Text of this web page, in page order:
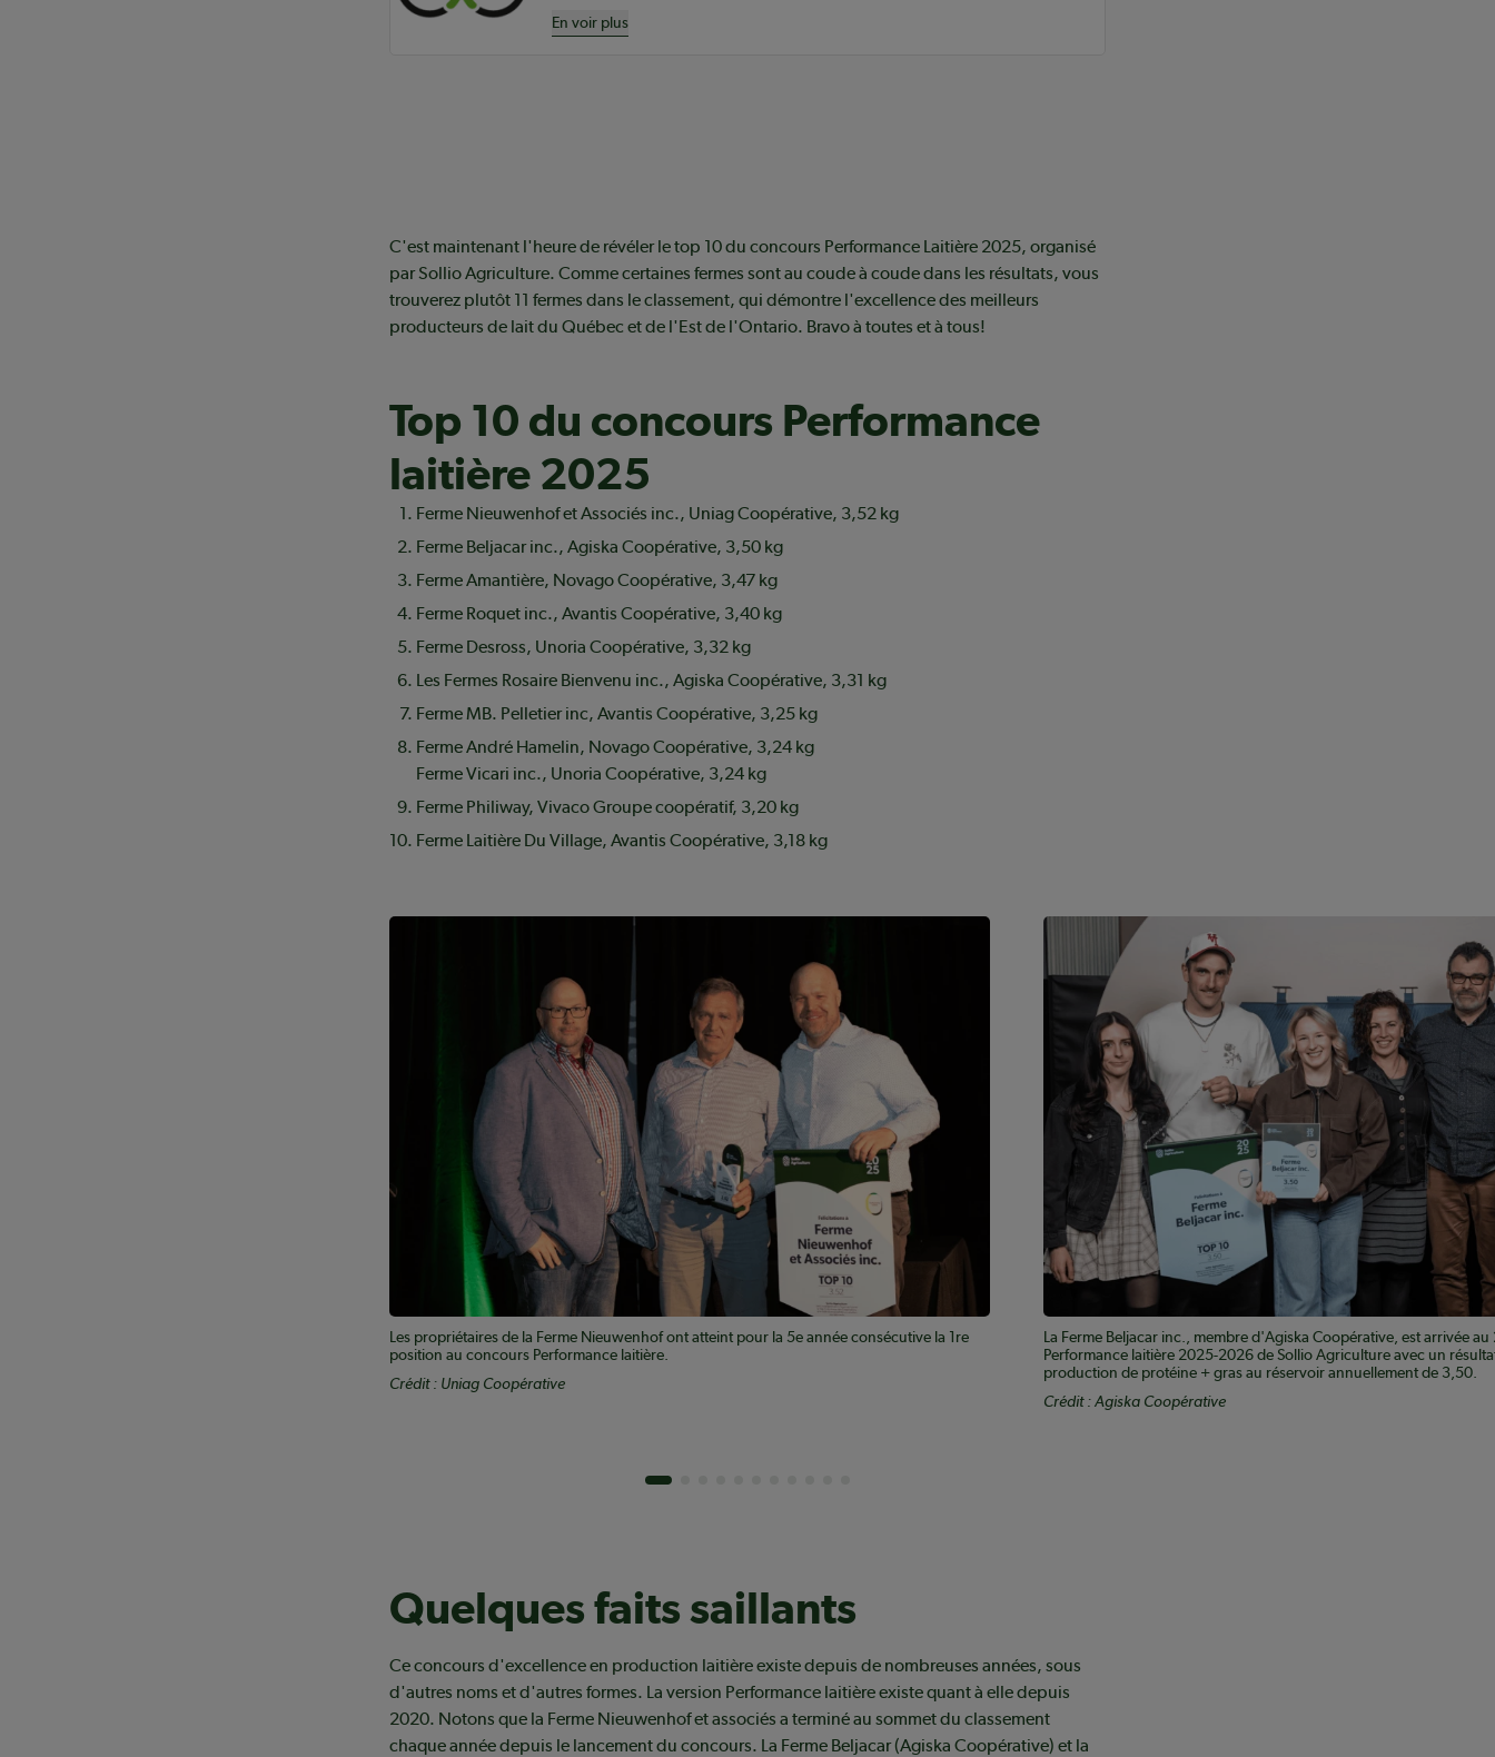
En voir plus
C'est maintenant l'heure de révéler le top 10 du concours Performance Laitière 2025, organisé
par Sollio Agriculture. Comme certaines fermes sont au coude à coude dans les résultats, vous
trouverez plutôt 11 fermes dans le classement, qui démontre l'excellence des meilleurs
producteurs de lait du Québec et de l'Est de l'Ontario. Bravo à toutes et à tous!
Top 10 du concours Performance
laitière 2025
Ferme Nieuwenhof et Associés inc., Uniag Coopérative, 3,52 kg
Ferme Beljacar inc., Agiska Coopérative, 3,50 kg
Ferme Amantière, Novago Coopérative, 3,47 kg
Ferme Roquet inc., Avantis Coopérative, 3,40 kg
Ferme Desross, Unoria Coopérative, 3,32 kg
Les Fermes Rosaire Bienvenu inc., Agiska Coopérative, 3,31 kg
Ferme MB. Pelletier inc, Avantis Coopérative, 3,25 kg
Ferme André Hamelin, Novago Coopérative, 3,24 kg
Ferme Vicari inc., Unoria Coopérative, 3,24 kg
Ferme Philiway, Vivaco Groupe coopératif, 3,20 kg
Ferme Laitière Du Village, Avantis Coopérative, 3,18 kg
Les propriétaires de la Ferme Nieuwenhof ont atteint pour la 5e année consécutive la 1re
position au concours Performance laitière.
Crédit : Uniag Coopérative
La Ferme Beljacar inc., membre d'Agiska Coopérative, est arrivée
Performance laitière 2025-2026 de Sollio Agriculture avec un
production de protéine + gras au réservoir annuellement de 3,50.
Crédit : Agiska Coopérative
Quelques faits saillants
Ce concours d'excellence en production laitière existe depuis de nombreuses années, sous
d'autres noms et d'autres formes. La version Performance laitière existe quant à elle depuis
2020. Notons que la Ferme Nieuwenhof et associés a terminé au sommet du classement
chaque année depuis le lancement du concours. La Ferme Beljacar (Agiska Coopérative) et la